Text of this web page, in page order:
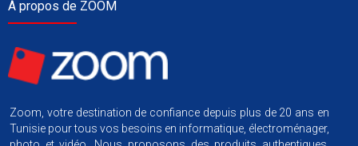
À propos de ZOOM
Zoom, votre destination de confiance depuis plus de 20 ans en
Tunisie pour tous vos besoins en informatique, électroménager,